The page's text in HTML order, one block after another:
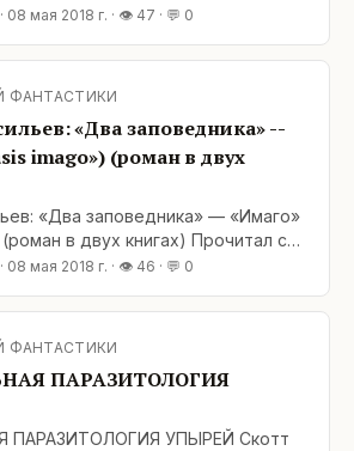
книги романа (первую –
современной фантастике:
Нормальные
Дружба.
· 08 мая 2018 г. · 👁 47 · 💬 0
ФАНТАСТИКИ
«Два заповедника» --
imago») (роман в двух
«Два заповедника» — «Имаго»
в двух книгах) Прочитал с
книги романа (первую –
современной фантастике:
Нормальные
Дружба.
· 08 мая 2018 г. · 👁 46 · 💬 0
ФАНТАСТИКИ
ПАРАЗИТОЛОГИЯ
ПАРАЗИТОЛОГИЯ УПЫРЕЙ Скотт